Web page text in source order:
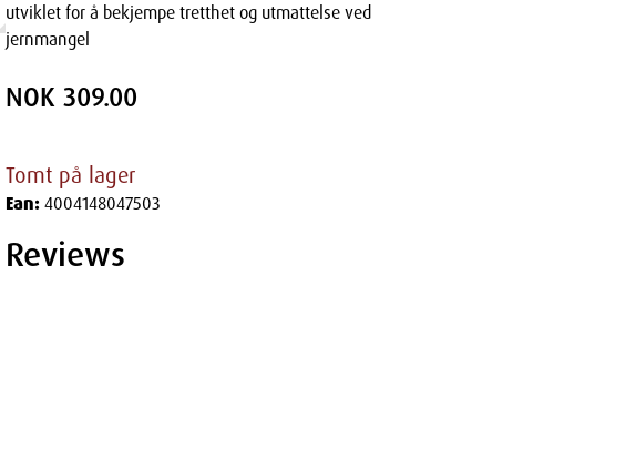
utviklet for å bekjempe tretthet og utmattelse ved
jernmangel
NOK 309.00
Tomt på lager
Ean: 4004148047503
Reviews